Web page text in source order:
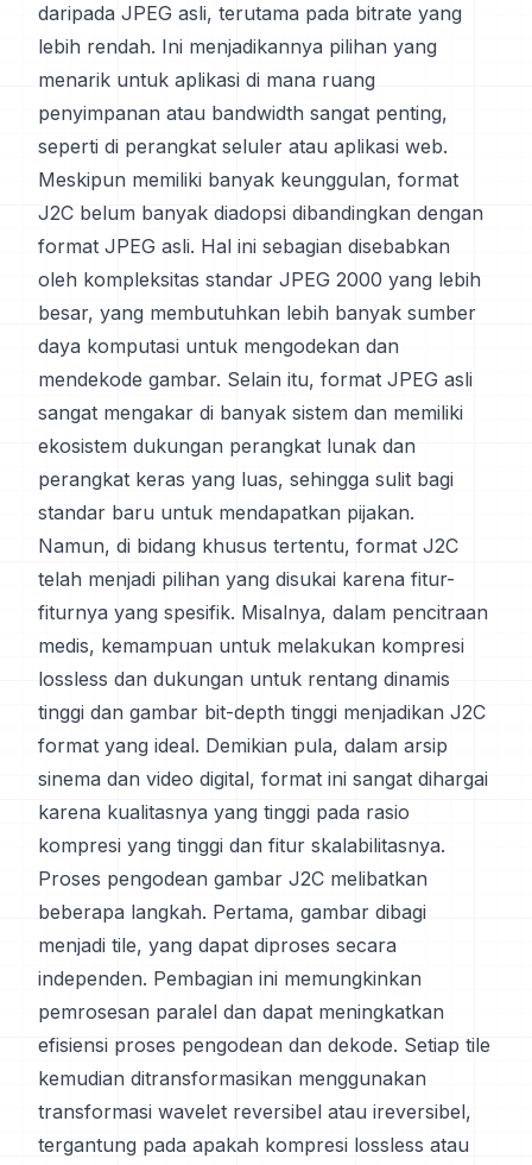
daripada JPEG asli, terutama pada bitrate yang
lebih rendah. Ini menjadikannya pilihan yang
menarik untuk aplikasi di mana ruang
penyimpanan atau bandwidth sangat penting,
seperti di perangkat seluler atau aplikasi web.
Meskipun memiliki banyak keunggulan, format
J2C belum banyak diadopsi dibandingkan dengan
format JPEG asli. Hal ini sebagian disebabkan
oleh kompleksitas standar JPEG 2000 yang lebih
besar, yang membutuhkan lebih banyak sumber
daya komputasi untuk mengodekan dan
mendekode gambar. Selain itu, format JPEG asli
sangat mengakar di banyak sistem dan memiliki
ekosistem dukungan perangkat lunak dan
perangkat keras yang luas, sehingga sulit bagi
standar baru untuk mendapatkan pijakan.
Namun, di bidang khusus tertentu, format J2C
telah menjadi pilihan yang disukai karena fitur-
fiturnya yang spesifik. Misalnya, dalam pencitraan
medis, kemampuan untuk melakukan kompresi
lossless dan dukungan untuk rentang dinamis
tinggi dan gambar bit-depth tinggi menjadikan J2C
format yang ideal. Demikian pula, dalam arsip
sinema dan video digital, format ini sangat dihargai
karena kualitasnya yang tinggi pada rasio
kompresi yang tinggi dan fitur skalabilitasnya.
Proses pengodean gambar J2C melibatkan
beberapa langkah. Pertama, gambar dibagi
menjadi tile, yang dapat diproses secara
independen. Pembagian ini memungkinkan
pemrosesan paralel dan dapat meningkatkan
efisiensi proses pengodean dan dekode. Setiap tile
kemudian ditransformasikan menggunakan
transformasi wavelet reversibel atau ireversibel,
tergantung pada apakah kompresi lossless atau